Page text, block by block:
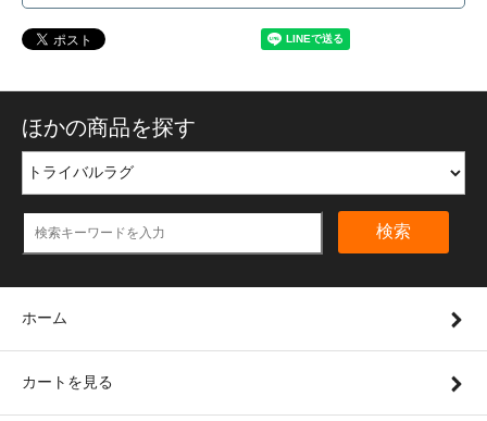
ほかの商品を探す
検索
ホーム
カートを見る